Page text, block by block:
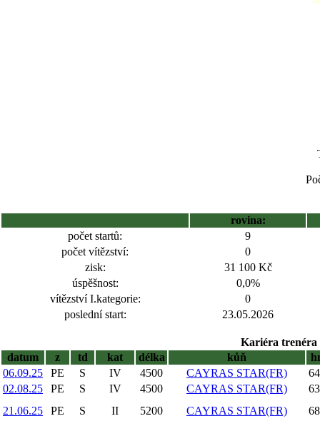
rovina:
počet startů:
9
počet vítězství:
0
zisk:
31 100 Kč
úspěšnost:
0,0%
vítězství I.kategorie:
0
poslední start:
23.05.2026
Kariéra trenéra
datum
z td kat délka kůň
06.09.25
PE S IV 4500 CAYRAS STAR(FR)
02.08.25
PE S IV 4500 CAYRAS STAR(FR)
21.06.25
PE S II 5200 CAYRAS STAR(FR)